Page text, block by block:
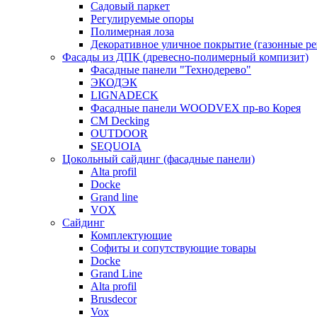
Садовый паркет
Регулируемые опоры
Полимерная лоза
Декоративное уличное покрытие (газонные
Фасады из ДПК (древесно-полимерный компизит)
Фасадные панели "Технодерево"
ЭКОДЭК
LIGNADECK
Фасадные панели WOODVEX пр-во Корея
CM Decking
OUTDOOR
SEQUOIA
Цокольный сайдинг (фасадные панели)
Alta profil
Docke
Grand line
VOX
Сайдинг
Комплектующие
Софиты и сопутствующие товары
Docke
Grand Line
Alta profil
Brusdecor
Vox